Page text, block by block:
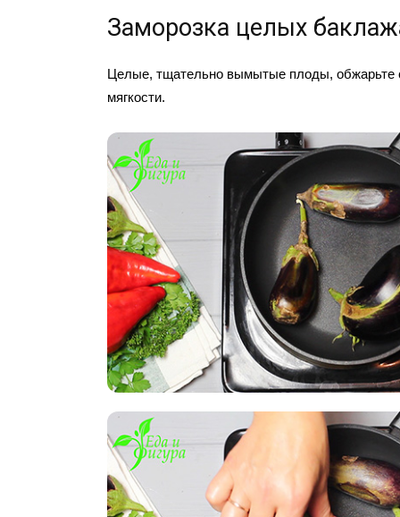
Заморозка целых
Целые, тщательно вымытые плоды, обжарьте
мягкости.